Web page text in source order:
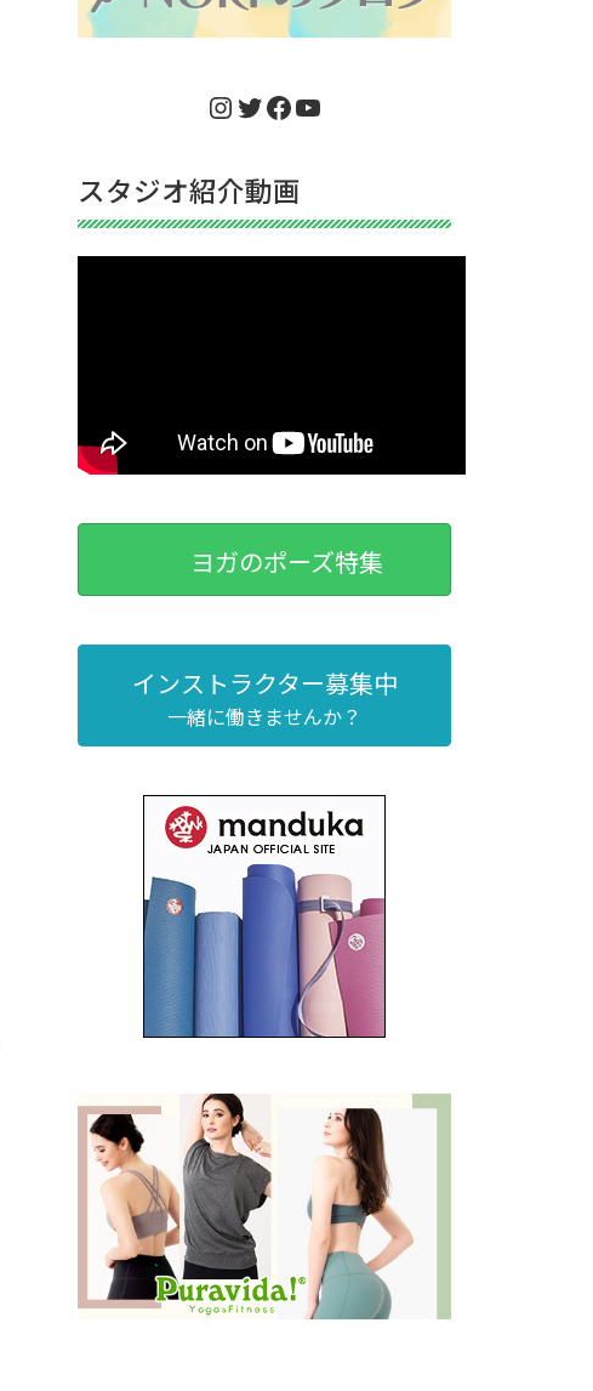
Instagram
Twitter
Facebook
YouTube
スタジオ紹介動画
ヨガのポーズ特集
インストラクター募集中
一緒に働きませんか？